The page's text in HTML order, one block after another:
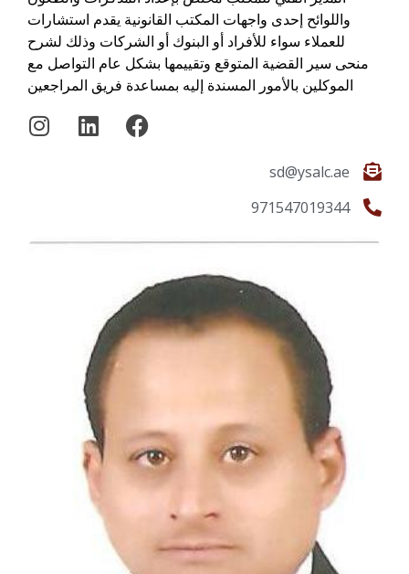
واللوائح إحدى واجهات المكتب القانونية يقدم استشارات
للعملاء سواء للأفراد أو البنوك أو الشركات وذلك لشرح
منحى سير القضية المتوقع وتقييمها بشكل عام التواصل مع
الموكلين بالأمور المسندة إليه بمساعدة فريق المراجعين
sd@ysalc.ae
971547019344